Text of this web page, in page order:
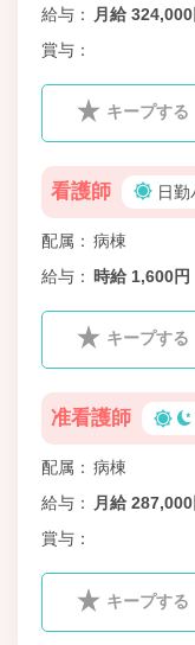
給与
月給
賞与
キープする
看護師 日勤
配属
病棟
給与
時給 1,600円
キープする
准看護師
配属
病棟
給与
月給
賞与
キープする